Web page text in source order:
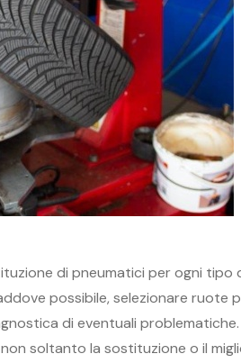
di pneumatici per ogni tipo
possibile, selezionare ruote
di eventuali
soltanto la sostituzione o il